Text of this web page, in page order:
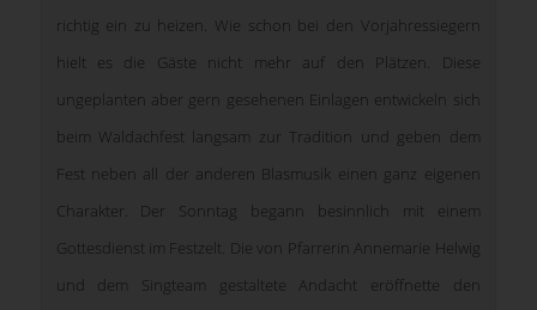
richtig ein zu heizen. Wie schon bei den Vorjahressiegern
hielt es die Gäste nicht mehr auf den Plätzen. Diese
ungeplanten aber gern gesehenen Einlagen entwickeln sich
beim Waldachfest langsam zur Tradition und geben dem
Fest neben all der anderen Blasmusik einen ganz eigenen
Charakter. Der Sonntag begann besinnlich mit einem
Gottesdienst im Festzelt. Die von Pfarrerin Annemarie Helwig
und dem Singteam gestaltete Andacht eröffnette den